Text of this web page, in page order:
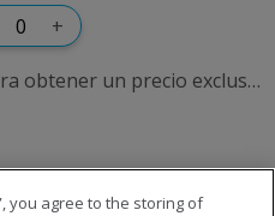
+
Regístrate / Inicia sesión para obtener un precio exclusivo
you agree to the storing of